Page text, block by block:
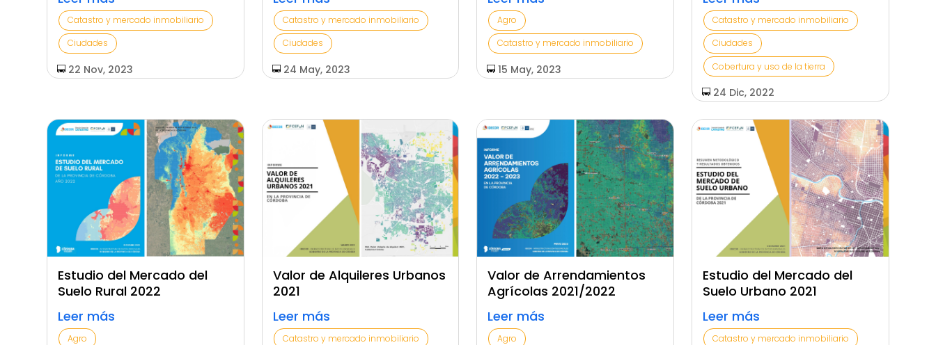
Catastro y mercado inmobiliario
Ciudades
22 Nov, 2023
Catastro y mercado inmobiliario
Ciudades
24 May, 2023
Agro
Catastro y mercado inmobiliario
15 May, 2023
Catastro y mercado inmobiliario
Ciudades
Cobertura y uso de la tierra
24 Dic, 2022
Estudio del Mercado del
Suelo Rural 2022
Leer más
Agro
Valor de Alquileres Urbanos
2021
Leer más
Catastro y mercado inmobiliario
Valor de Arrendamientos
Agrícolas 2021/2022
Leer más
Agro
Estudio del Mercado del
Suelo Urbano 2021
Leer más
Catastro y mercado inmobiliario